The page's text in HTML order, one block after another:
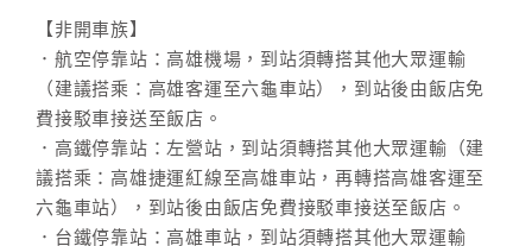
【非開車族】
．航空停靠站：高雄機場，到站須轉搭其他大眾運輸
（建議搭乘：高雄客運至六龜車站），到站後由飯店免
費接駁車接送至飯店。
．高鐵停靠站：左營站，到站須轉搭其他大眾運輸（建
議搭乘：高雄捷運紅線至高雄車站，再轉搭高雄客運至
六龜車站），到站後由飯店免費接駁車接送至飯店。
．台鐵停靠站：高雄車站，到站須轉搭其他大眾運輸